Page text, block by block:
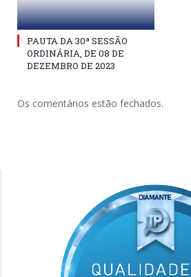
PAUTA DA 30ª SESSÃO
ORDINÁRIA, DE 08 DE
DEZEMBRO DE 2023
Os comentários estão fechados.